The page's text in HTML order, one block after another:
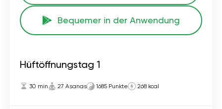
Bequemer in der Anwendung
Hüftöffnungstag 1
30 min 27 Asanas 1685 Punkte 268 kcal